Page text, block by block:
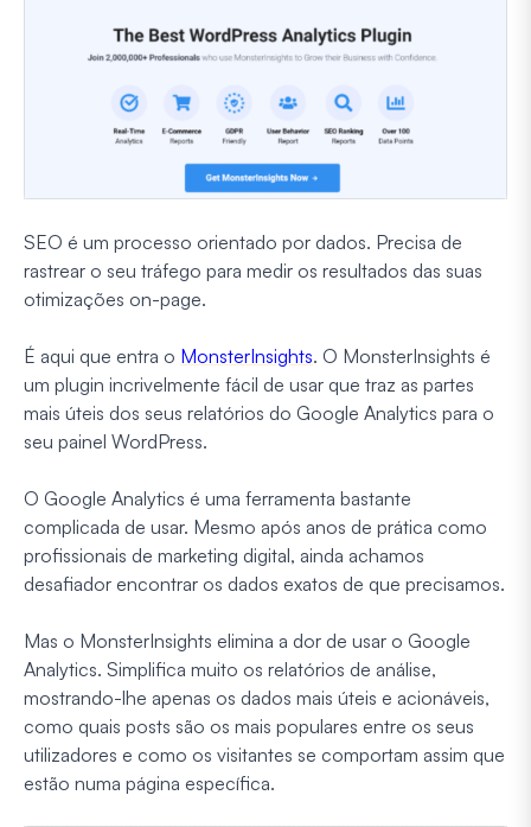
SEO é um processo orientado por dados. Precisa de
rastrear o seu tráfego para medir os resultados das suas
otimizações on-page.
É aqui que entra o MonsterInsights. O MonsterInsights é
um plugin incrivelmente fácil de usar que traz as partes
mais úteis dos seus relatórios do Google Analytics para o
seu painel WordPress.
O Google Analytics é uma ferramenta bastante
complicada de usar. Mesmo após anos de prática como
profissionais de marketing digital, ainda achamos
desafiador encontrar os dados exatos de que precisamos.
Mas o MonsterInsights elimina a dor de usar o Google
Analytics. Simplifica muito os relatórios de análise,
mostrando-lhe apenas os dados mais úteis e acionáveis,
como quais posts são os mais populares entre os seus
utilizadores e como os visitantes se comportam assim que
estão numa página específica.